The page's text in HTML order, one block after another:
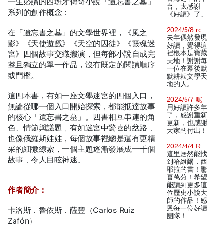
系列的創作概念：
在「遺忘書之墓」的文學世界裡，《風之
影》《天使遊戲》《天空的囚徒》《靈魂迷
宮》四個故事交織搬演，但每部小說自成完
整且獨立的單一作品，沒有既定的閱讀順序
或門檻。
這四本書，有如一座文學迷宮的四個入口，
無論從哪一個入口開始探索，都能抵達故事
的核心「遺忘書之墓」。四書相互串連的角
色、情節與議題，有如迷宮中驚喜的岔路，
也像俄羅斯娃娃，每個故事裡總是還有更精
采的細微線索，一個主題逐漸發展成一千個
故事，令人目眩神迷。
作者簡介：
卡洛斯．魯依斯．薩豐（Carlos Ruiz
Zafón）
台，太感謝
《好讀》了。
2024/5/8 rc
去年偶然發現
好讀，覺得這
裡根本是寶藏
天地！謝謝每
一位在幕後默
默耕耘文學天
地的人。
2024/5/7 呢
用好讀許多年
了，感謝重新
更新，也感謝
大家的付出！
2024/4/4 R
這里居然能找
到哈維爾．西
耶拉的書！驚
喜萬分！希望
能讀到更多這
位歷史小說大
師的作品！感
恩每一位好讀
團隊！